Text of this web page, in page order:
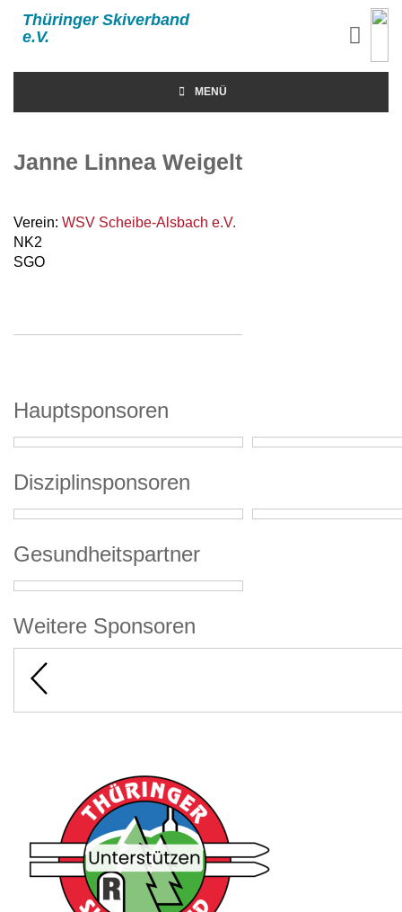
Thüringer Skiverband
e.V.
MENÜ
Janne Linnea Weigelt
Verein: WSV Scheibe-Alsbach e.V.
NK2
SGO
Hauptsponsoren
Disziplinsponsoren
Gesundheitspartner
Weitere Sponsoren